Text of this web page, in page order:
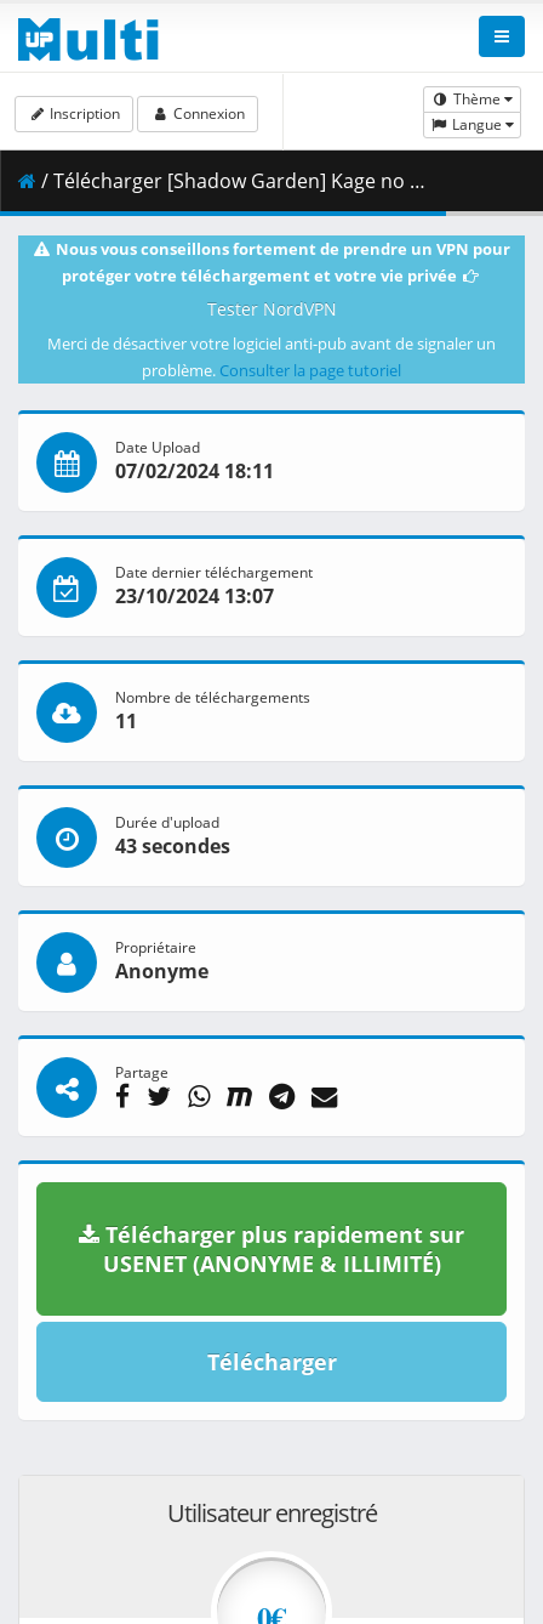
Thème
Langue
Inscription Connexion
/ Télécharger [Shadow Garden] Kage no Jitsuryokusha ni Naritakute_ 2nd Season - 03 [EC31BA81] [BDRip 1080p HEVC FLAC].mkv.003 ( 454.19 MB )
Nous vous conseillons fortement de prendre un VPN pour
protéger votre téléchargement et votre vie privée
Tester NordVPN
Merci de désactiver votre logiciel anti-pub avant de signaler un
problème. Consulter la page tutoriel
Date Upload
07/02/2024 18:11
Date dernier téléchargement
23/10/2024 13:07
Nombre de téléchargements
11
Durée d'upload
43 secondes
Propriétaire
Anonyme
Partage
Télécharger plus rapidement sur
USENET (ANONYME & ILLIMITÉ)
Télécharger
Utilisateur enregistré